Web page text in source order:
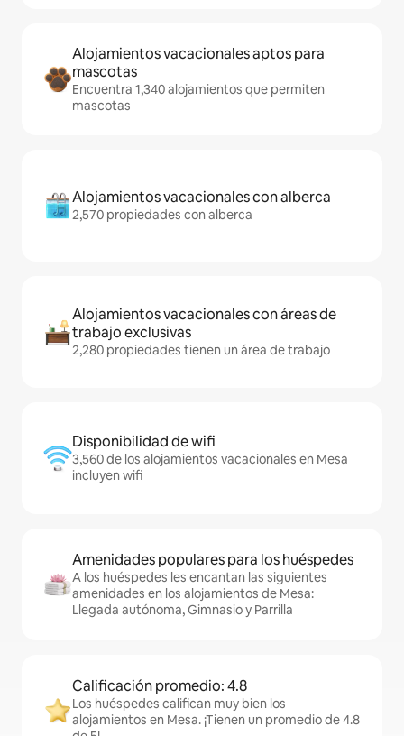
Alojamientos vacacionales aptos para
mascotas
Encuentra 1,340 alojamientos que permiten
mascotas
Alojamientos vacacionales con alberca
2,570 propiedades con alberca
Alojamientos vacacionales con áreas de
trabajo exclusivas
2,280 propiedades tienen un área de trabajo
Disponibilidad de wifi
3,560 de los alojamientos vacacionales en Mesa
incluyen wifi
Amenidades populares para los huéspedes
A los huéspedes les encantan las siguientes
amenidades en los alojamientos de Mesa:
Llegada autónoma, Gimnasio y Parrilla
Calificación promedio: 4.8
Los huéspedes califican muy bien los
alojamientos en Mesa. ¡Tienen un promedio de 4.8